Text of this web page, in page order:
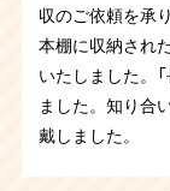
収のご依頼を承
本棚に収納され
いたしました。
ました。知り合
戴しました。
息子さんが大き
てほしいとのご
なっていたとの
スムーズに進み
ました。
タンス、テーブ
ていただきまし
タッフ3名での
た、